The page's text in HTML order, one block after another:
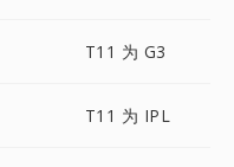
T11 为 G3
T11 为 IPL